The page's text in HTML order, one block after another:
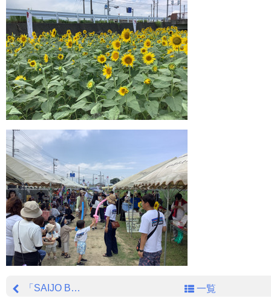
「SAIJO BASEの日」で活動PRをしよう！を開催しました★ 一覧